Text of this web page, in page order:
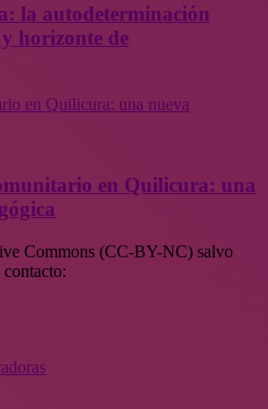
la autodeterminación
horizonte de
en Quilicura: una nueva
en Quilicura: una
Commons (CC-BY-NC) salvo